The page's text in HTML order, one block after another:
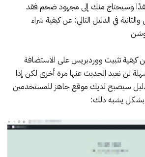
وسيحتاج منك إلى مجهود ضخم فقد
في الدليل التالي: عن كيفية شراء
كيفية تثبيت ووردبريس على الاستضافة
لن نعيد الحديث عنها مرة أخرى لكن إذا
سيصبح لديك موقع جاهز للمستخدمين
بشكل يشبه ذلك: